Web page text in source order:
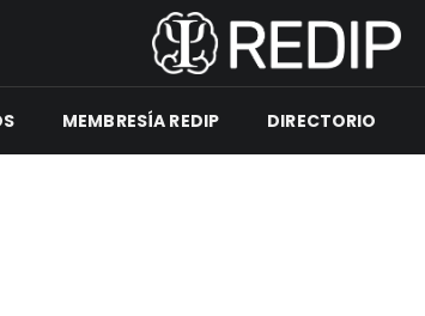
MEMBRESÍA REDIP DIRECTORIO